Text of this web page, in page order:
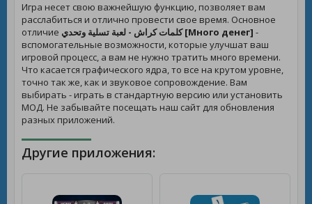
Игра несет свою важнейшую функцию, позволяет вам
расслабиться и отлично провести свое время. Основное
отличие
كلمات كراش - لعبة تسلية وتحدي [Много денег] -
вспомогательные возможности, которые улучшат ваш
игровой процесс, а вам не нужно тратить много времени.
Что касается графического ядра, то все на крутом уровне,
точно так же, как и звуковое сопровождение. Вам
выбирать - играть в стандартную версию или установить
МОД. Не забывайте посещать наш сайт для обновления
разных приложений.
Другие приложения: